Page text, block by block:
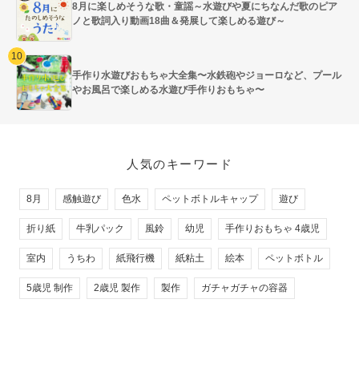
8月に楽しめそうな歌・童謡～水遊びや夏にちなんだ歌のピア
ノと歌詞入り動画18曲＆発展して楽しめる遊び～
手作り水遊びおもちゃ大全集〜水鉄砲やジョーロなど、プール
やお風呂で楽しめる水遊び手作りおもちゃ〜
人気のキーワード
8月 感触遊び 色水 ペットボトルキャップ 遊び
折り紙 牛乳パック 風鈴 幼児 手作りおもちゃ 4歳児
室内 うちわ 紙飛行機 紙粘土 絵本 ペットボトル
5歳児 制作 2歳児 製作 製作 ガチャガチャの容器